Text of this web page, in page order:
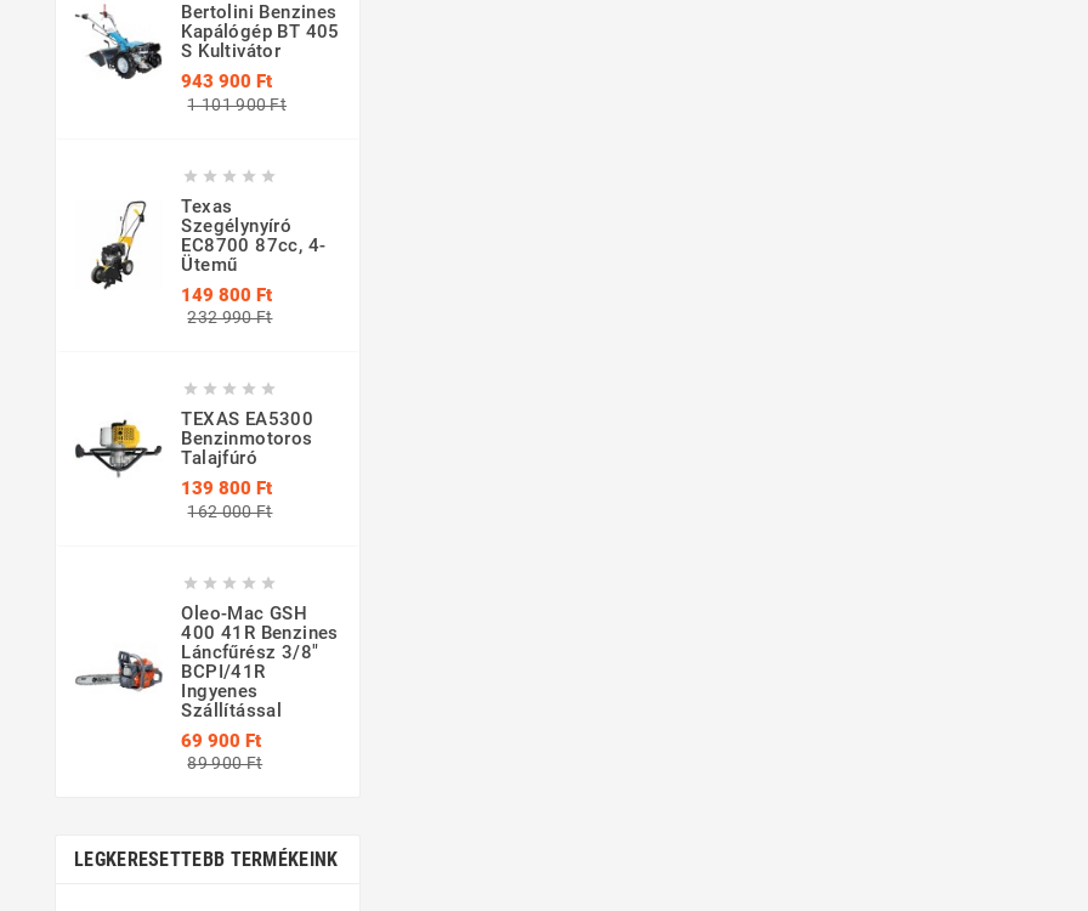
Bertolini Benzines
Kapálógép BT 405
S Kultivátor
943 900 Ft
1 101 900 Ft
    
Texas
Szegélynyíró
EC8700 87cc, 4-
Ütemű
149 800 Ft
232 990 Ft
    
TEXAS EA5300
Benzinmotoros
Talajfúró
139 800 Ft
162 000 Ft
    
Oleo-Mac GSH
400 41R Benzines
Láncfűrész 3/8"
BCPI/41R
Ingyenes
Szállítással
69 900 Ft
89 900 Ft
LEGKERESETTEBB TERMÉKEINK